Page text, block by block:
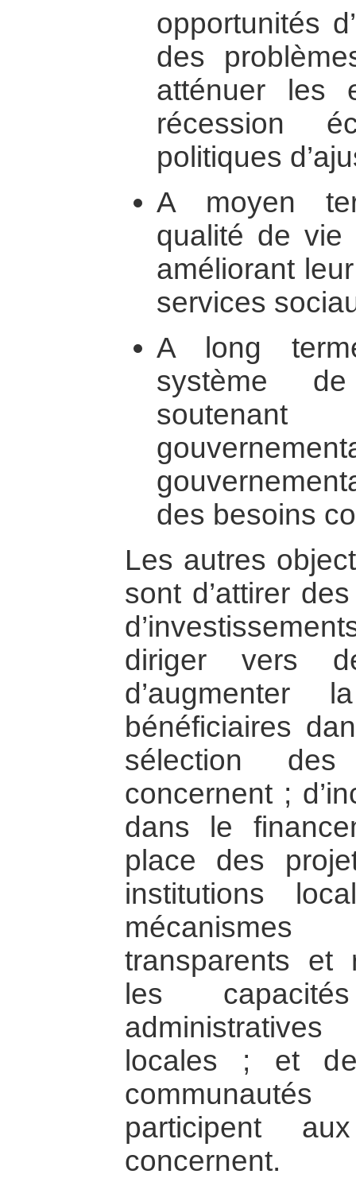
opportunités
des
atténuer les
récession
politiques
A moyen
qualité de vie
améliorant
services
A long
système
soutenant
des besoins
Les autres
sont d’attirer
diriger vers
d’augmenter
bénéficiaires
sélection
concernent ;
dans le
place des
institutions
transparents et
les
locales ; et
participent
concernent.